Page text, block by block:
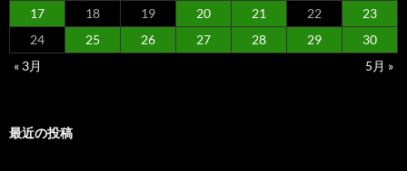
17
18 19 20 21 22
23
24
25 26 27 28 29
30
« 3月
5月 »
最近の投稿